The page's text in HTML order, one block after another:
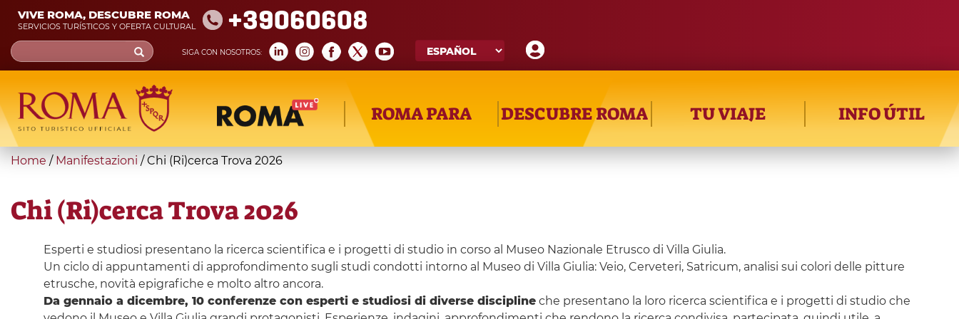
Skip
main
content
VIVE ROMA, DESCUBRE ROMA
SERVICIOS TURÍSTICOS Y OFERTA CULTURAL +39060608
SIGA CON NOSOTROS:
Search
form
Búsqueda
ROMA PARA DESCUBRE ROMA TU VIAJE INFO ÚTIL
You
here
Home / Manifestazioni /Chi (Ri)cerca Trova 2026
Chi (Ri)cerca Trova 2026
Esperti e studiosi presentano la ricerca scientifica e i progetti di studio in corso al Museo Nazionale Etrusco di Villa Giulia.
Un ciclo di appuntamenti di approfondimento sugli studi condotti intorno al Museo di Villa Giulia: Veio, Cerveteri, Satricum, analisi sui colori delle pitture
etrusche, novità epigrafiche e molto altro ancora.
Da gennaio a dicembre, 10 conferenze con esperti e studiosi di diverse disciplineche presentano la loro ricerca scientifica e i progetti di studio che